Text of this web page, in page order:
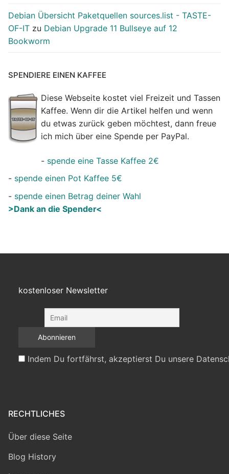
Debian Übersicht Paketquellen sources.list - TASTE-
OF-IT zu Debian Upgrade 11 Bullseye auf 12
Bookworm
SPENDIERE EINEN KAFFEE
Diese Webseite kostet viel Freizeit und Tassen
Kaffee. Wenn dir die Artikel helfen und wenn
du etwas zurück geben möchtest, dann freue
ich mich über eine Spende per PayPal.
- spende eine Tasse Kaffee 2€
- spende einen Pot Kaffee 5€
- spende einen Betrag deiner Wahl
>Dank an die Spender<
kostenloser Newsletter
Indem Du fortfährst, akzeptierst Du unsere
RECHTLICHES
Über diese Seite
Blog History